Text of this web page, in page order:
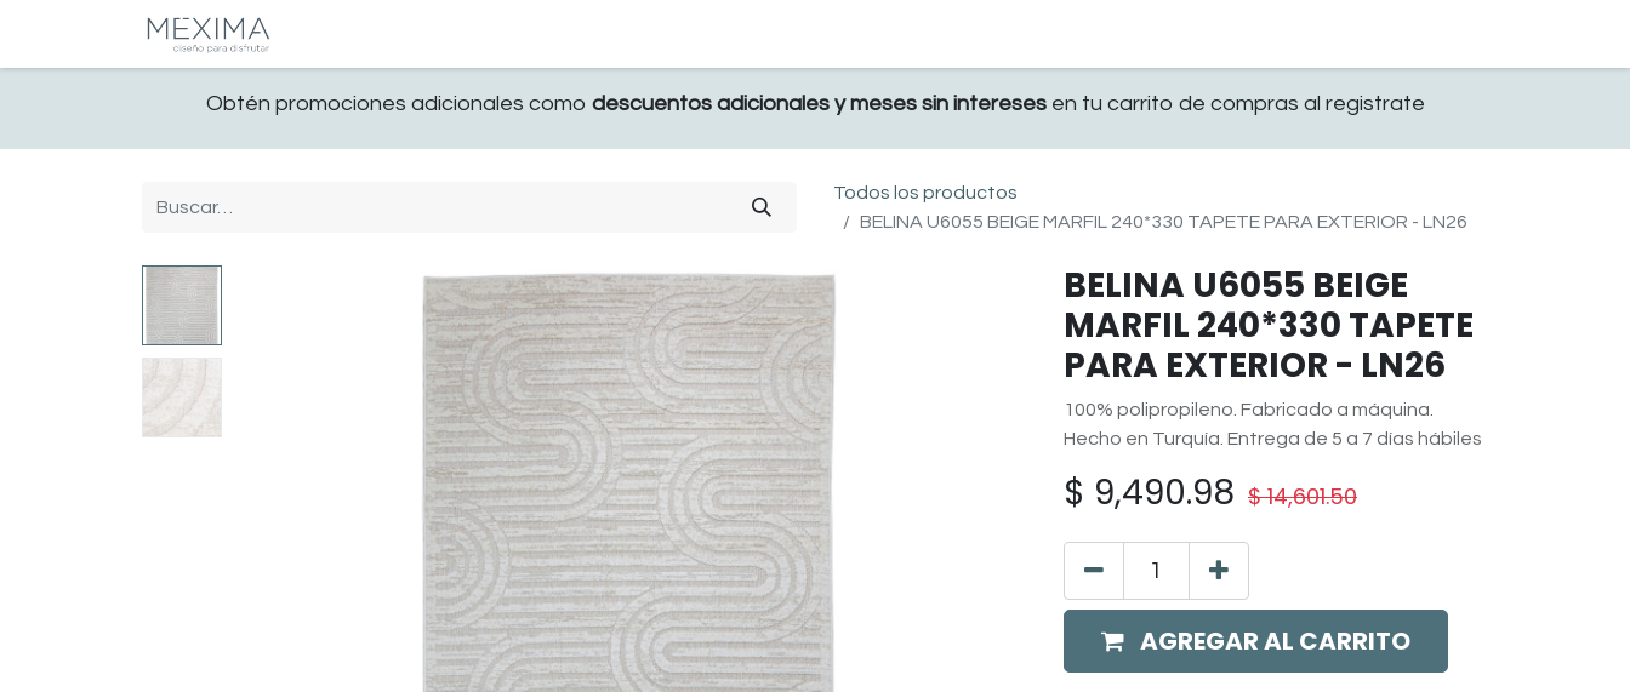
Obtén promociones adicionales como descuentos adicionales y meses sin interesesen tu carrito de compras al registrate
Todos los productos
BELINA U6055 BEIGE MARFIL 240*330 TAPETE PARA EXTERIOR - LN26
BELINA U6055 BEIGE
MARFIL 240*330 TAPETE
PARA EXTERIOR - LN26
100% polipropileno. Fabricado a máquina.
Hecho en Turquía. Entrega de 5 a 7 días hábiles
$ 9,490.98 $14,601.50
AGREGAR AL CARRITO